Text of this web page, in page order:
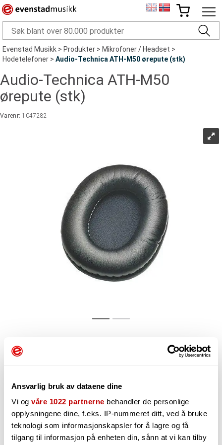
Ansvarlig bruk av dataene dine
Vi og våre 1022 partnerne behandler de personlige
opplysningene dine, f.eks. IP-nummeret ditt, ved å bruke
teknologi som informasjonskapsler for å lagre og få
tilgang til informasjon på enheten din, sånn at vi kan tilby
Evenstad Musikk>Produkter>Mikrofoner / Headset>
Hodetelefoner>Audio-Technica ATH-M50 ørepute (stk)
Audio-Technica ATH-M50
ørepute (stk)
Varenr:1047282
145,-
- +